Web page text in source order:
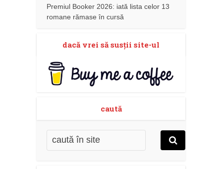
Premiul Booker 2026: iată lista celor 13
romane rămase în cursă
dacă vrei să susţii site-ul
caută